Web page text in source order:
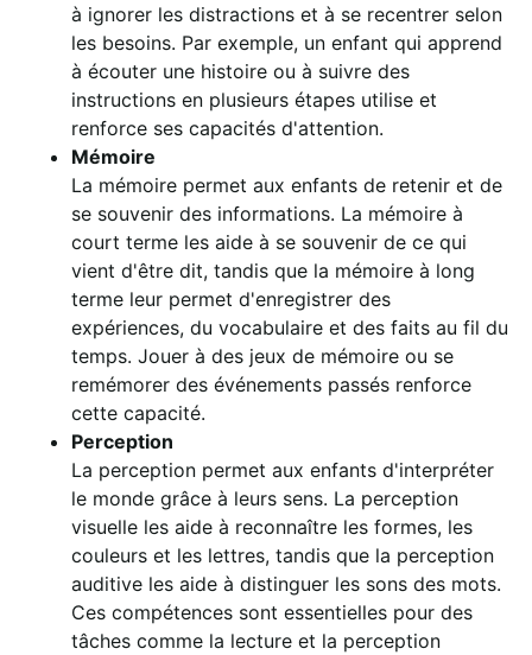
à ignorer les distractions et à se recentrer selon
les besoins. Par exemple, un enfant qui apprend
à écouter une histoire ou à suivre des
instructions en plusieurs étapes utilise et
renforce ses capacités d'attention.
Mémoire
La mémoire permet aux enfants de retenir et de
se souvenir des informations. La mémoire à
court terme les aide à se souvenir de ce qui
vient d'être dit, tandis que la mémoire à long
terme leur permet d'enregistrer des
expériences, du vocabulaire et des faits au fil du
temps. Jouer à des jeux de mémoire ou se
remémorer des événements passés renforce
cette capacité.
Perception
La perception permet aux enfants d'interpréter
le monde grâce à leurs sens. La perception
visuelle les aide à reconnaître les formes, les
couleurs et les lettres, tandis que la perception
auditive les aide à distinguer les sons des mots.
Ces compétences sont essentielles pour des
tâches comme la lecture et la perception